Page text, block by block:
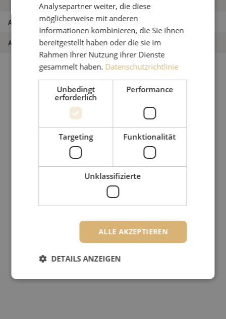
Artikel Nummer M6000005
Art des Produkts Steckverbinder
Analysepartner weiter, die diese
möglicherweise mit anderen
Informationen kombinieren, die Sie ihnen
bereitgestellt haben oder die sie im
Rahmen Ihrer Nutzung ihrer Dienste
gesammelt haben. Datenschutzrichtlinie
Unbedingt
erforderlich
Performance
Targeting Funktionalität
Unklassifizierte
ALLE AKZEPTIEREN
DETAILS ANZEIGEN